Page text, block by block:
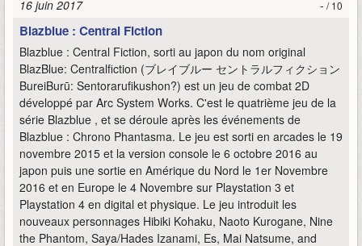
16 juin 2017
- / 10
Blazblue : Central Fiction
Blazblue : Central Fiction, sorti au japon du nom original
BlazBlue: Centralfiction (ブレイブルー セントラルフィクション
BureiBurū: Sentorarufikushon?) est un jeu de combat 2D
développé par Arc System Works. C'est le quatrième jeu de la
série Blazblue , et se déroule après les événements de
Blazblue : Chrono Phantasma. Le jeu est sorti en arcades le 19
novembre 2015 et la version console le 6 octobre 2016 au
japon puis une sortie en Amérique du Nord le 1er Novembre
2016 et en Europe le 4 Novembre sur Playstation 3 et
Playstation 4 en digital et physique. Le jeu introduit les
nouveaux personnages Hibiki Kohaku, Naoto Kurogane, Nine
the Phantom, Saya/Hades Izanami, Es, Mai Natsume, and